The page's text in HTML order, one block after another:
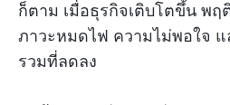
ก็ตาม เมื่อธุรกิจเติบโตขึ้น พฤ
ภาวะหมดไฟ ความไม่พอใจ
รวมที่ลดลง